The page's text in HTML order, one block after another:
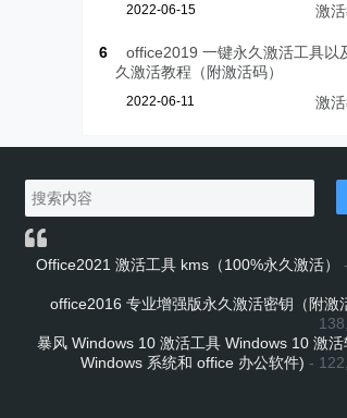
2022-06-15 激
6
office2019 一键永久激活工具以
久激活教程（附激活码）
2022-06-11 激
Office2021 激活工具 kms（100%永久激活）
office2016 专业增强版永久激活密钥（附激
暴风 Windows 10 激活工具 Windows 10 激
Windows 系统和 office 办公软件) -